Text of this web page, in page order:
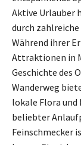
Aktive Urlauber
durch zahlreiche
Während ihrer
Attraktionen in
Geschichte des
Wanderweg
lokale Flora und
beliebter
Feinschmecker